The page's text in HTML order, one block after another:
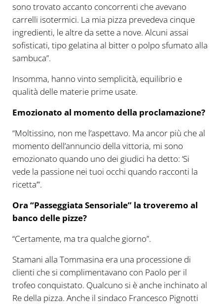
sono trovato accanto concorrenti che avevano
carrelli isotermici. La mia pizza prevedeva cinque
ingredienti, le altre da sette a nove. Alcuni assai
sofisticati, tipo gelatina al bitter o polpo sfumato alla
sambuca”.
Insomma, hanno vinto semplicità, equilibrio e
qualità delle materie prime usate.
Emozionato al momento della proclamazione?
“Moltissino, non me l’aspettavo. Ma ancor più che al
momento dell’annuncio della vittoria, mi sono
emozionato quando uno dei giudici ha detto: ‘Si
vede la passione nei tuoi occhi quando racconti la
ricetta’”.
Ora “Passeggiata Sensoriale” la troveremo al
banco delle pizze?
“Certamente, ma tra qualche giorno”.
Stamani alla Tommasina era una processione di
clienti che si complimentavano con Paolo per il
trofeo conquistato. Qualcuno si è anche inchinato al
Re della pizza. Anche il sindaco Francesco Pignotti